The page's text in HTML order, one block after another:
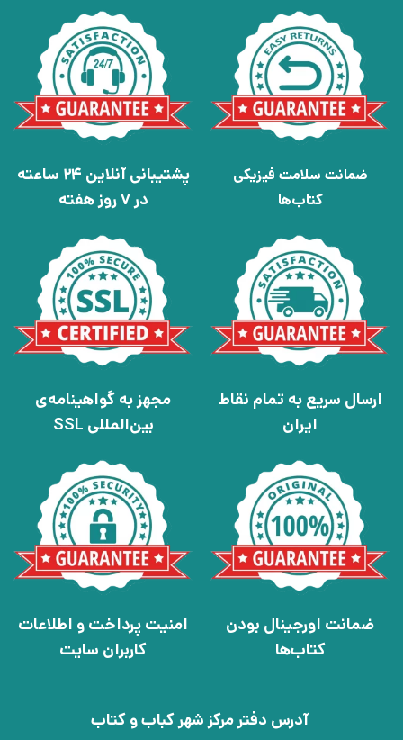
ضمانت سلامت فیزیکی
کتاب‌ها
پشتیبانی آنلاین 24 ساعته
در 7 روز هفته
ارسال سریع به تمام نقاط
ایران
مجهز به گواهینامه‌ی
بین‌المللی SSL
ضمانت اورجینال بودن
کتاب‌ها
امنیت پرداخت و اطلاعات
کاربران سایت
آدرس دفتر مرکز شهر کباب و کتاب